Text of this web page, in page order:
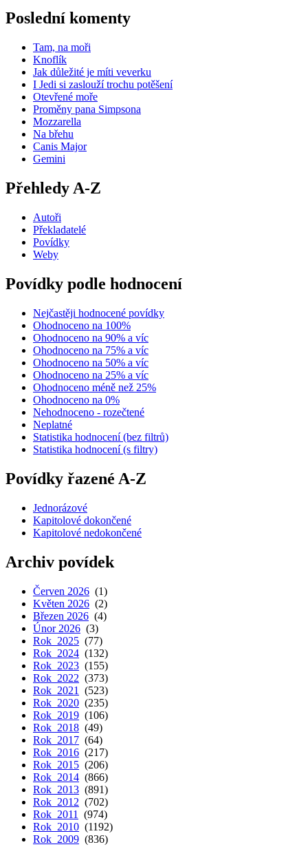
Poslední komenty
Tam, na moři
Knoflík
Jak důležité je míti veverku
I Jedi si zaslouží trochu potěšení
Otevřené moře
Proměny pana Simpsona
Mozzarella
Na břehu
Canis Major
Gemini
Přehledy A-Z
Autoři
Překladatelé
Povídky
Weby
Povídky podle hodnocení
Nejčastěji hodnocené povídky
Ohodnoceno na 100%
Ohodnoceno na 90% a víc
Ohodnoceno na 75% a víc
Ohodnoceno na 50% a víc
Ohodnoceno na 25% a víc
Ohodnoceno méně než 25%
Ohodnoceno na 0%
Nehodnoceno - rozečtené
Neplatné
Statistika hodnocení (bez filtrů)
Statistika hodnocení (s filtry)
Povídky řazené A-Z
Jednorázové
Kapitolové dokončené
Kapitolové nedokončené
Archiv povídek
Červen 2026 (1)
Květen 2026 (2)
Březen 2026 (4)
Únor 2026 (3)
Rok 2025 (77)
Rok 2024 (132)
Rok 2023 (155)
Rok 2022 (373)
Rok 2021
(523)
Rok 2020 (235)
Rok 2019 (106)
Rok 2018 (49)
Rok 2017 (64)
Rok 2016 (217)
Rok 2015 (206)
Rok 2014 (866)
Rok 2013 (891)
Rok 2012 (702)
Rok 2011
(974)
Rok 2010 (1192)
Rok 2009 (836)